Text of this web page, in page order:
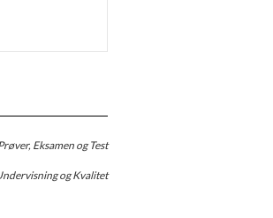
Eksamen og Test
og Kvalitet